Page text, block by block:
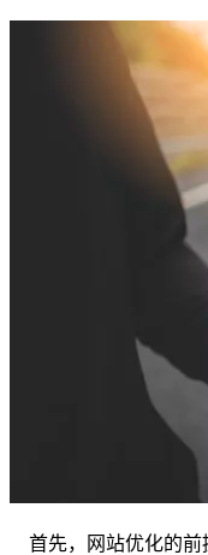
首先，网站优化的前